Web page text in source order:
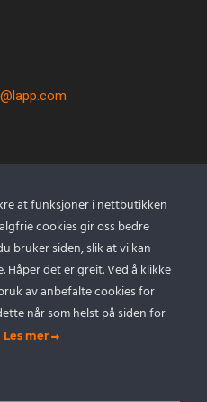
at funksjoner i nettbutikken
cookies gir oss bedre
bruker siden, slik at vi kan
det er greit. Ved å klikke
av anbefalte cookies for
når som helst på siden for
Les mer